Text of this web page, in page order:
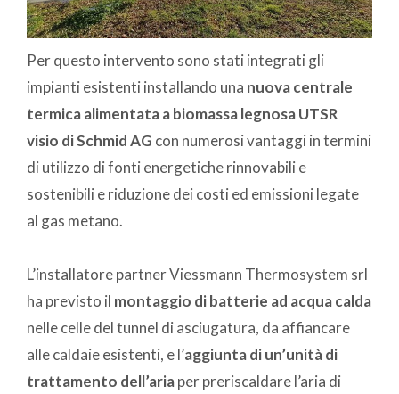
Per questo intervento sono stati integrati gli
impianti esistenti installando una nuova centrale
termica alimentata a biomassa legnosaUTSR
visio di Schmid AG con numerosi vantaggi in termini
di utilizzo di fonti energetiche rinnovabili e
sostenibili e riduzione dei costi ed emissioni legate
al gas metano.
L’installatore partner Viessmann Thermosystem srl
ha previsto il montaggio di batterie ad acqua calda
nelle celle del tunnel di asciugatura, da affiancare
alle caldaie esistenti, e l’aggiunta di un’unità di
trattamento dell’ariaper preriscaldare l’aria di